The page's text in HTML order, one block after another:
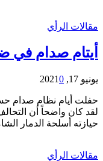
مقالات الرأي
أيتام صدام في
يونيو 17, 2021 0
حفلت أيام نظام صدام
لقد كان واضحاً أن
حيازته أسلحة الدمار
مقالات الرأي